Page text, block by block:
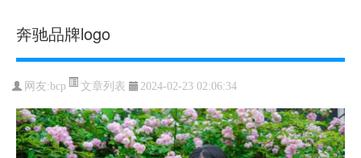
奔驰品牌logo
网友:bcp 文章列表 2024-02-23 02:06:34